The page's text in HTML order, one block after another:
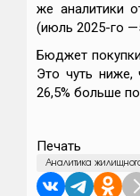
же аналитики
(июль 2025-го
Бюджет
Это чуть
26,5% больше
Печать
Аналитика жилищного